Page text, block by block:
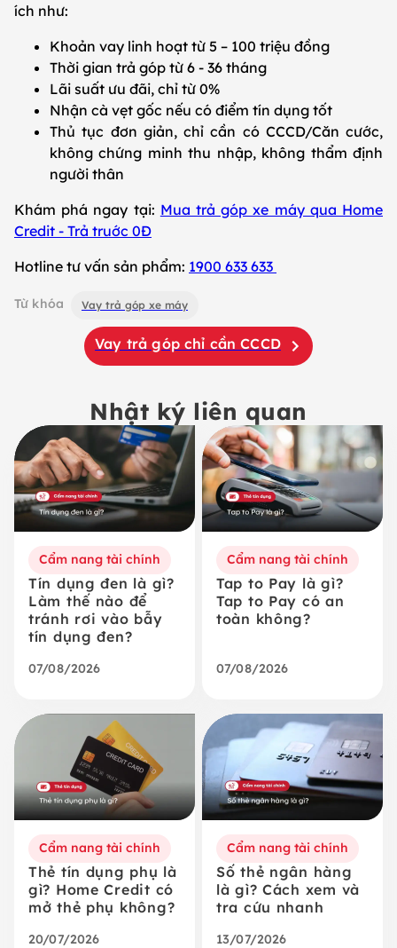
ích như:
Khoản vay linh hoạt từ 5 – 100 triệu đồng
Thời gian trả góp từ 6 - 36 tháng
Lãi suất ưu đãi, chỉ từ 0%
Nhận cà vẹt gốc nếu có điểm tín dụng tốt
Thủ tục đơn giản, chỉ cần có CCCD/Căn cước,
không chứng minh thu nhập, không thẩm định
người thân
Khám phá ngay tại: Mua trả góp xe máy qua Home
Credit - Trả truớc 0Đ
Hotline tư vấn sản phẩm: 1900 633 633
Từ khóa Vay trả góp xe máy
Vay trả góp chỉ cần CCCD
Nhật ký liên quan
Cẩm nang tài chính
Tín dụng đen là gì?
Làm thế nào để
tránh rơi vào bẫy
tín dụng đen?
07/08/2026
Cẩm nang tài chính
Tap to Pay là gì?
Tap to Pay có an
toàn không?
07/08/2026
Cẩm nang tài chính
Thẻ tín dụng phụ là
gì? Home Credit có
mở thẻ phụ không?
20/07/2026
Cẩm nang tài chính
Số thẻ ngân hàng
là gì? Cách xem và
tra cứu nhanh
13/07/2026